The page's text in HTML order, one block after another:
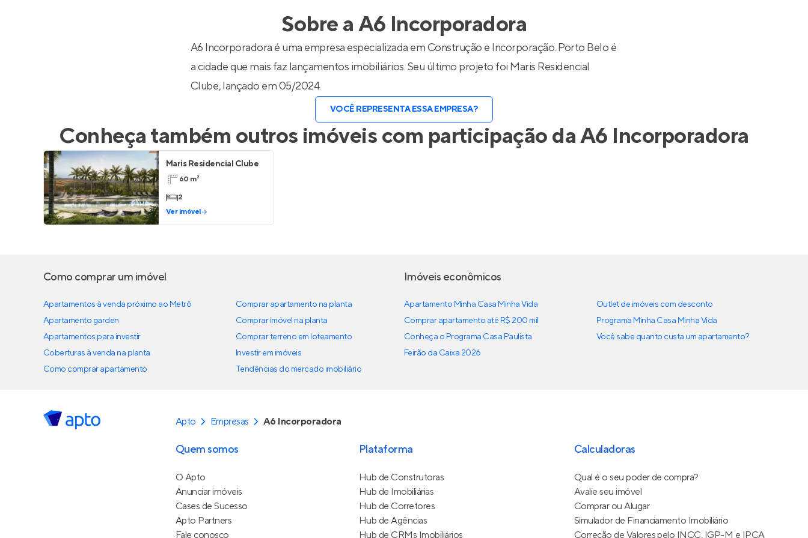
Entrar no Apto
Sobre aA6 Incorporadora
A6 Incorporadora é uma empresa especializada em Construção e Incorporação. Porto Belo é
a cidade que mais faz lançamentos imobiliários. Seu último projeto foi Maris Residencial
Clube, lançado em 05/2024.
VOCÊ REPRESENTA ESSA EMPRESA?
Conheça também outros imóveis com participação daA6 Incorporadora
Maris Residencial Clube
60 m²
2
Ver imóvel
Como comprar um imóvel
Apartamentos à venda próximo ao Metrô
Apartamento garden
Apartamentos para investir
Coberturas à venda na planta
Como comprar apartamento
Comprar apartamento na planta
Comprar imóvel na planta
Comprar terreno em loteamento
Investir em imóveis
Tendências do mercado imobiliário
Imóveis econômicos
Apartamento Minha Casa Minha Vida
Comprar apartamento até R$ 200 mil
Conheça o Programa Casa Paulista
Feirão da Caixa 2026
Outlet de imóveis com desconto
Programa Minha Casa Minha Vida
Você sabe quanto custa um apartamento?
Apto Empresas A6 Incorporadora
Quem somos
O Apto
Anunciar imóveis
Cases de Sucesso
Apto Partners
Fale conosco
Plataforma
Hub de Construtoras
Hub de Imobiliárias
Hub de Corretores
Hub de Agências
Hub de CRMs Imobiliários
Calculadoras
Qual é o seu poder de compra?
Avalie seu imóvel
Comprar ou Alugar
Simulador de Financiamento Imobiliário
Correção de Valores pelo INCC, IGP-M e IPCA